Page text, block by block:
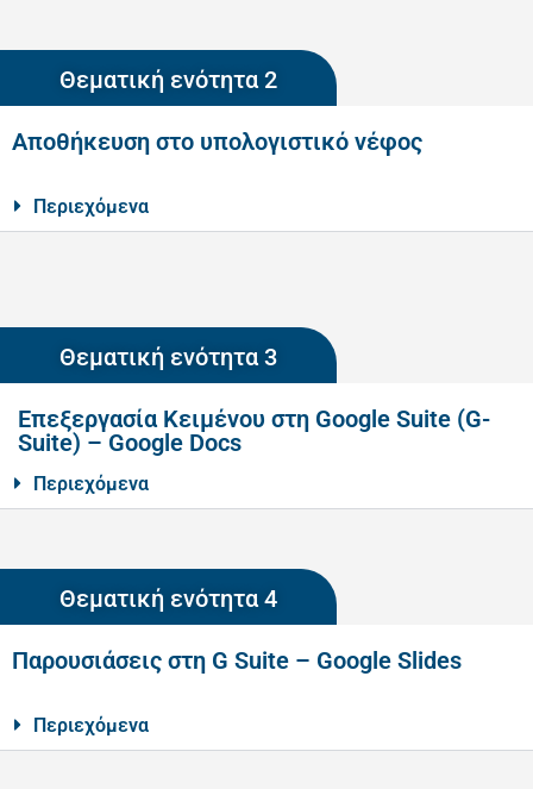
Θεματική ενότητα 2
Αποθήκευση στο υπολογιστικό νέφος
Περιεχόμενα
Θεματική ενότητα 3
Επεξεργασία Κειμένου στη Google Suite (G-
Suite) – Google Docs
Περιεχόμενα
Θεματική ενότητα 4
Παρουσιάσεις στη G Suite – Google Slides
Περιεχόμενα